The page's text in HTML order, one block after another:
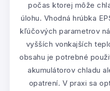
počas ktorej môže
úlohu. Vhodná hrúbka
kľúčových parametrov
vyšších vonkajších
obsahu je potrebné
akumulátorov chladu
opatrení. V praxi sa